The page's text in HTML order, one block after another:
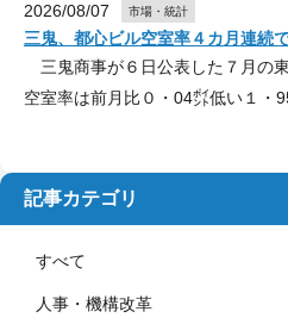
2026/08/07 市場・統計
三鬼、都心ビル空室率４カ月連続
三鬼商事が６日公表した７月の
空室率は前月比０・04㌽低い１・
記事カテゴリ
すべて
人事・機構改革